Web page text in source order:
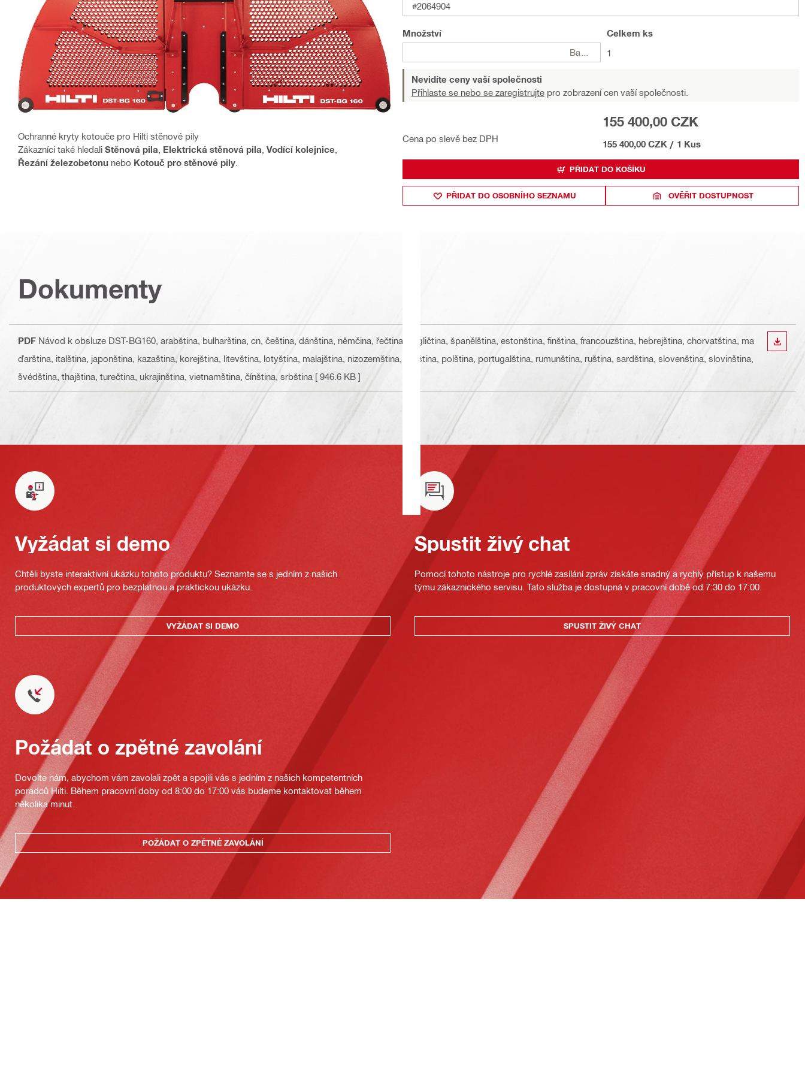
Ochranné kryty kotouče pro Hilti stěnové pily
Zákazníci také hledali Stěnová pila Elektrická stěnová pila Vodící kolejnice
Řezání železobetonu nebo Kotouč pro stěnové pily
#2064904
Množství
Celkem ks
1
Nevidíte ceny vaší společnosti
Přihlaste se nebo se zaregistrujte pro zobrazení cen vaší společnosti.
Cena po slevě bez DPH
155 400,00 CZK
155 400,00 CZK / 1 Kus
PŘIDAT DO KOŠÍKU
PŘIDAT DO OSOBNÍHO SEZNAMU OVĚŘIT DOSTUPNOST
Dokumenty
PDF Návod k obsluze DST-BG160 , arabština, bulharština, cn, čeština, dánština, němčina, řečtina, angličtina, španělština, estonština, finština, francouzština, hebrejština, chorvatština, ma
ďarština, italština, japonština, kazaština, korejština, litevština, lotyština, malajština, nizozemština, norština, polština, portugalština, rumunština, ruština, sardština, slovenština, slovinština,
švédština, thajština, turečtina, ukrajinština, vietnamština, čínština, srbština [ 946.6 KB ]
Vyžádat si demo
Chtěli byste interaktivní ukázku tohoto produktu? Seznamte se s jedním z našich
produktových expertů pro bezplatnou a praktickou ukázku.
VYŽÁDAT SI DEMO
Spustit živý chat
Pomocí tohoto nástroje pro rychlé zasílání zpráv získáte snadný a rychlý přístup k našemu
týmu zákaznického servisu. Tato služba je dostupná v pracovní době od 7:30 do 17:00.
SPUSTIT ŽIVÝ CHAT
Požádat o zpětné zavolání
Dovolte nám, abychom vám zavolali zpět a spojili vás s jedním z našich kompetentních
poradců Hilti. Během pracovní doby od 8:00 do 17:00 vás budeme kontaktovat během
několika minut.
POŽÁDAT O ZPĚTNÉ ZAVOLÁNÍ